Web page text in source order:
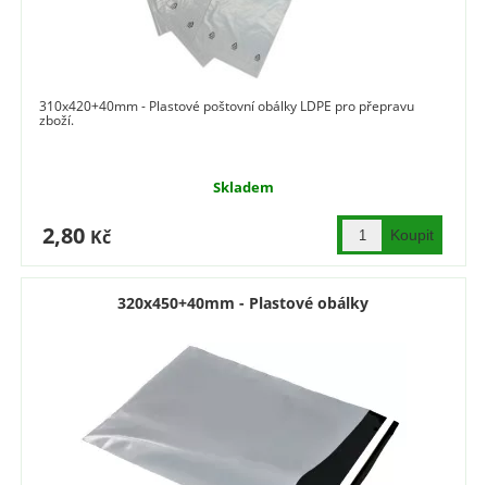
310x420+40mm - Plastové poštovní obálky LDPE pro přepravu
zboží.
Skladem
2,80 Kč
320x450+40mm - Plastové obálky